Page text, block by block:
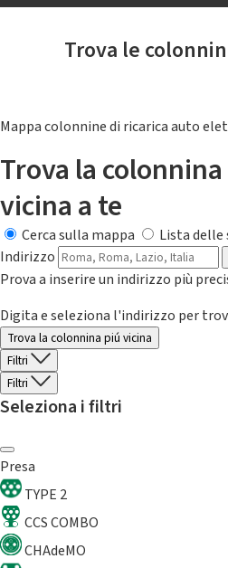
Trova le
Mappa colonnine di ricarica auto
Trova la
vicina a te
Cerca sulla mappa
Lista
Indirizzo
Prova a inserire un indirizzo più
Digita e seleziona l'indirizzo per
Trova la colonnina piú vicina
Filtri
Filtri
Seleziona i filtri
Presa
TYPE 2
CCS COMBO
CHAdeMO